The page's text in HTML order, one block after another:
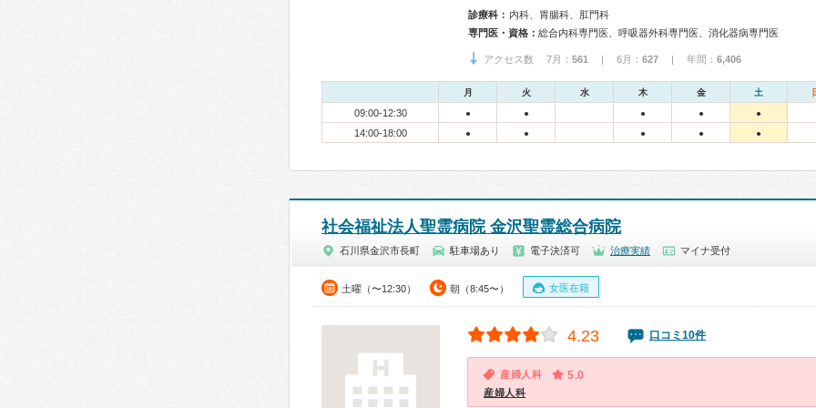
診療科： 内科、胃腸科、肛門科
専門医・資格： 総合内科専門医、呼吸器外科専門医、消化器病専門医
アクセス数 7月： 561 | 6月： 627 | 年間： 6,406
月 火 水 木 金 土
09:00-12:30 ● ● ● ● ●
14:00-18:00 ● ● ● ● ●
社会福祉法人聖霊病院 金沢聖霊総合病院
石川県金沢市長町 駐車場あり 電子決済可 治療実績 マイナ受付
土曜（〜12:30） 朝（8:45〜） 女医在籍
4.23 口コミ10件
産婦人科 5.0
産婦人科